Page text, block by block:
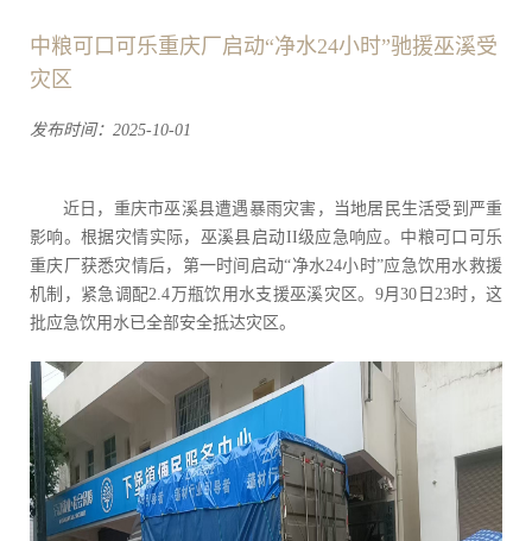
中粮可口可乐重庆厂启动“净水24小时”驰援巫溪受
灾区
发布时间：2025-10-01
近日，重庆市巫溪县遭遇暴雨灾害，当地居民生活受到严重
影响。根据灾情实际，巫溪县启动II级应急响应。中粮可口可乐
重庆厂获悉灾情后，第一时间启动“净水24小时”应急饮用水救援
机制，紧急调配2.4万瓶饮用水支援巫溪灾区。9月30日23时，这
批应急饮用水已全部安全抵达灾区。